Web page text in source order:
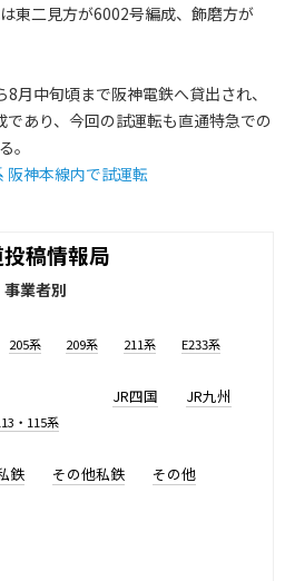
東二見方が6002号編成、飾磨方が
月中旬頃まで阪神電鉄へ貸出され、
あり、今回の試運転も直通特急での
。
阪神本線内で試運転
稿情報局
事業者別
205系 209系 211系 E233系
・115系
JR四国 JR九州
鉄 その他私鉄 その他